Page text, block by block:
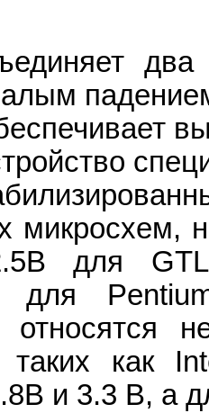
микросхем,
для
для
относятся
таких как
и 3.3 В, а